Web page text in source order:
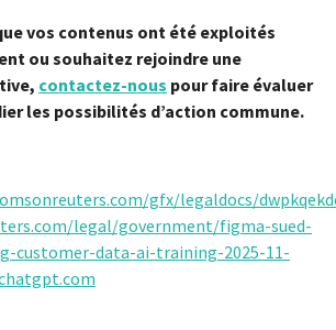
vos contenus ont été exploités
ou souhaitez rejoindre une
contactez-nous pour faire évaluer
les possibilités d’action commune.
gfx/legaldocs/
legal/government/figma-sued-
customer-data-ai-training-2025-11-